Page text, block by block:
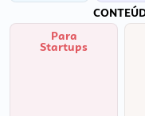
Para
Startups